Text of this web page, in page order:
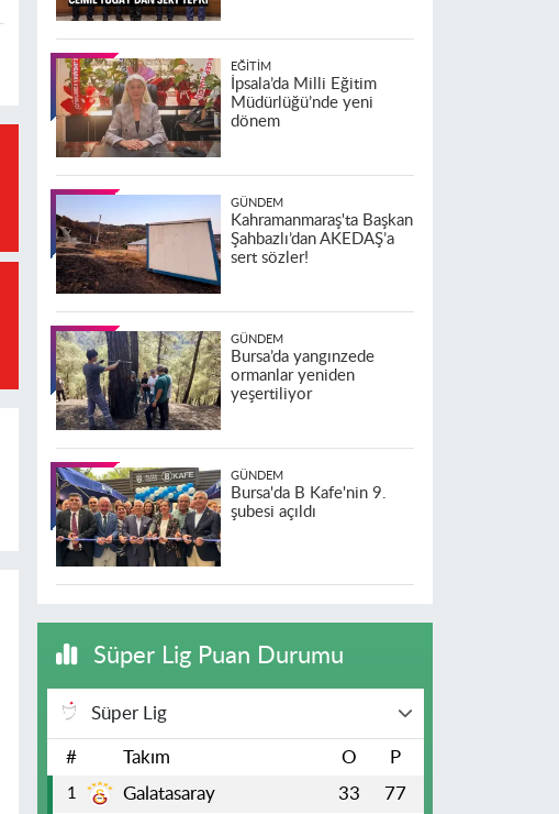
EĞITIM
İpsala’da Milli Eğitim
Müdürlüğü’nde yeni
dönem
GÜNDEM
Kahramanmaraş'ta Başkan
Şahbazlı’dan AKEDAŞ’a
sert sözler!
GÜNDEM
Bursa’da yangınzede
ormanlar yeniden
yeşertiliyor
GÜNDEM
Bursa'da B Kafe'nin 9.
şubesi açıldı
Süper Lig Puan Durumu
Süper Lig
# Takım O P
1 Galatasaray 33 77